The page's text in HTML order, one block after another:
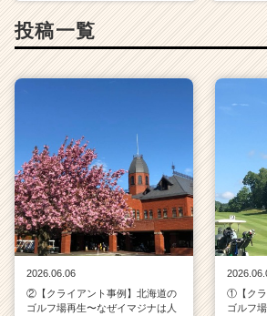
投稿一覧
2026.06.06
②【クライアント事例】北海道の
ゴルフ場再生〜なぜイマジナは人
①【クラ
ゴルフ